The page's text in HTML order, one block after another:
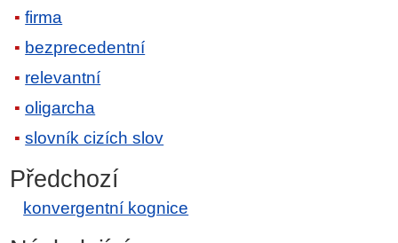
firma
bezprecedentní
relevantní
oligarcha
slovník cizích slov
Předchozí
konvergentní kognice